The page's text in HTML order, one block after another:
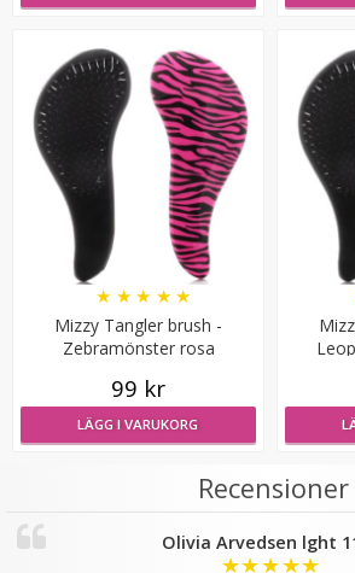
LÄGG I VARUKORG
Mizzy Tangler brush -
★★ ★★
99 kr
LÄGG I VARUKORG
Mizzy Tangler brush -
Zebramönster rosa
★ ★ ★ ★ ★
99 kr
LÄGG I VARUKORG
Recensioner
Olivia Arvedsen lght
★★★★★